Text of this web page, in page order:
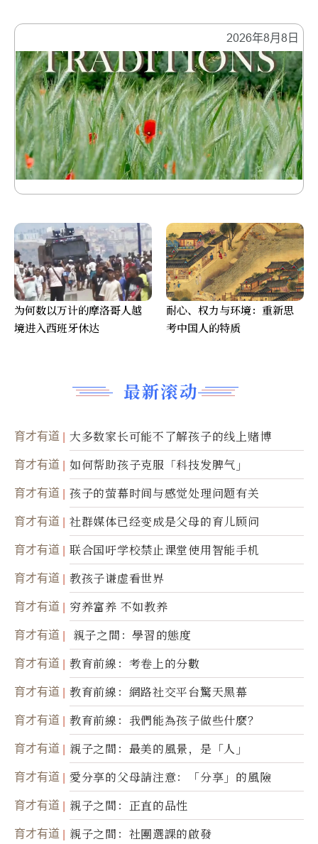
2026年8月8日
最新滚动
育才有道 大多数家长可能不了解孩子的线上赌博
育才有道 如何帮助孩子克服「科技发脾气」
育才有道 孩子的萤幕时间与感觉处理问题有关
育才有道 社群媒体已经变成是父母的育儿顾问
育才有道 联合国吁学校禁止课堂使用智能手机
育才有道 教孩子谦虚看世界
育才有道 穷养富养 不如教养
育才有道 親子之間：學習的態度
育才有道 教育前線：考卷上的分數
育才有道 教育前線：網路社交平台驚天黑幕
育才有道 教育前線：我們能為孩子做些什麼？
育才有道 親子之間：最美的風景，是「人」
育才有道 愛分享的父母請注意：「分享」的風險
育才有道 親子之間：正直的品性
育才有道 親子之間：社團選課的啟發
为何数以万计的摩洛哥人越
境进入西班牙休达
耐心、权力与环境：重新思
考中国人的特质